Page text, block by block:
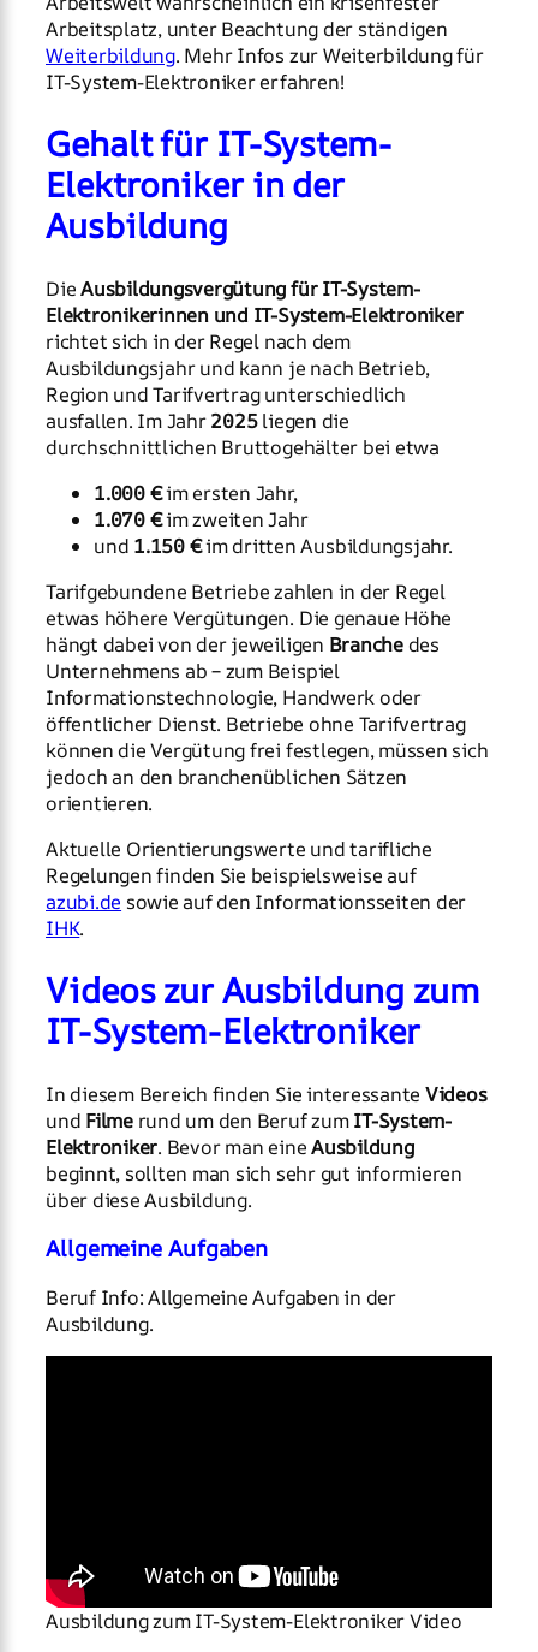
Arbeitsplatz, unter Beachtung der ständigen
Weiterbildung. Mehr Infos zur Weiterbildung für
IT-System-Elektroniker erfahren!
Gehalt für IT-System-
Elektroniker in der
Ausbildung
DieAusbildungsvergütung für IT-System-
Elektronikerinnen und IT-System-Elektroniker
richtet sich in der Regel nach dem
Ausbildungsjahr und kann je nach Betrieb,
Region und Tarifvertrag unterschiedlich
ausfallen. Im Jahr2025liegen die
durchschnittlichen Bruttogehälter bei etwa
1.000 €im ersten Jahr,
1.070 €im zweiten Jahr
und 1.150 €im dritten Ausbildungsjahr.
Tarifgebundene Betriebe zahlen in der Regel
etwas höhere Vergütungen. Die genaue Höhe
hängt dabei von der jeweiligen Branchedes
Unternehmens ab – zum Beispiel
Informationstechnologie, Handwerk oder
öffentlicher Dienst. Betriebe ohne Tarifvertrag
können die Vergütung frei festlegen, müssen sich
jedoch an den branchenüblichen Sätzen
orientieren.
Aktuelle Orientierungswerte und tarifliche
Regelungen finden Sie beispielsweise auf
azubi.de sowie auf den Informationsseiten der
IHK.
Videos zur Ausbildung zum
IT-System-Elektroniker
In diesem Bereich finden Sie interessante Videos
und Filmerund um den Beruf zumIT-System-
Elektroniker. Bevor man eineAusbildung
beginnt, sollten man sich sehr gut informieren
über diese Ausbildung.
Allgemeine Aufgaben
Beruf Info: Allgemeine Aufgaben in der
Ausbildung.
Ausbildung zum IT-System-Elektroniker Video